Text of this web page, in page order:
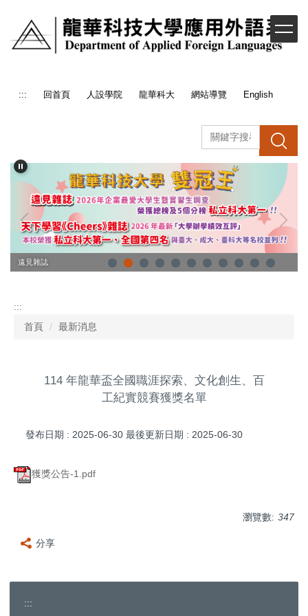
主
要
::: 回首頁 人設學院 龍華科大 網站導覽 English
搜 尋
遠見雜誌
:::
首頁
最新消息
114 年龍華盃全國職涯探索、文化創生、百
工紀實競賽獲獎名單
發布日期 : 2025-06-30 最後更新日期 : 2025-06-30
獲獎公告-1.pdf
瀏覽數: 347
分享
:::